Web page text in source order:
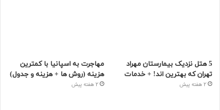
5 هتل نزدیک بیمارستان مهراد
تهران که بهترین‌ اند! + خدمات
2 هفته پیش
مهاجرت به اسپانیا با کمترین
هزینه (روش ها + هزینه و جدول)
2 هفته پیش